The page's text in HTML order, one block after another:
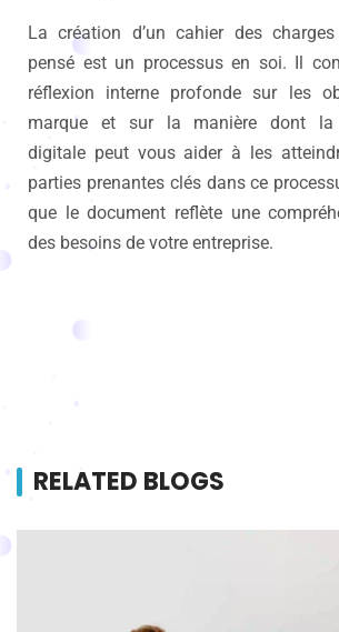
La création d’un cahier des
pensé est un processus en soi. Il
réflexion interne profonde sur les
marque et sur la manière dont la
digitale peut vous aider à les
parties prenantes clés dans ce
que le document reflète une
des besoins de votre entreprise.
RELATED BLOGS